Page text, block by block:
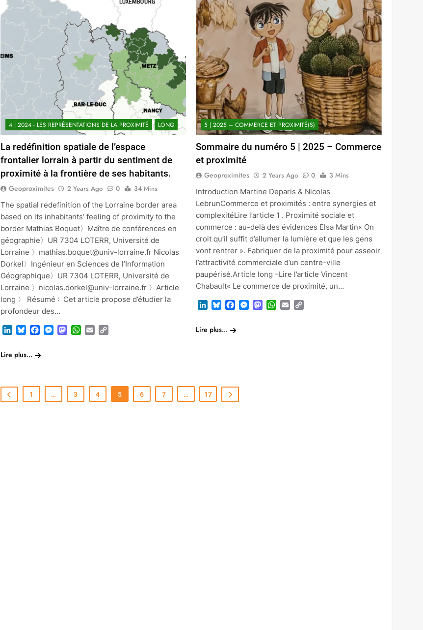
4 | 2024 - LES REPRÉSENTATIONS DE LA PROXIMITÉ LONG
La redéfinition spatiale de l’espace
frontalier lorrain à partir du sentiment de
proximité à la frontière de ses habitants.
Geoproximites 2 Years Ago 0
34 Mins
The spatial redefinition of the Lorraine border area
based on its inhabitants’ feeling of proximity to the
border Mathias Boquet〉Maître de conférences en
géographie〉UR 7304 LOTERR, Université de
Lorraine 〉mathias.boquet@univ-lorraine.fr Nicolas
Dorkel〉Ingénieur en Sciences de l’Information
Géographique〉UR 7304 LOTERR, Université de
Lorraine 〉nicolas.dorkel@univ-lorraine.fr 〉Article
long 〉 Résumé : Cet article propose d’étudier la
profondeur des…
LinkedInBlueskyFacebook
Messenger
Mastodon
WhatsApp
Email
Lire plus...
5 | 2025 – COMMERCE ET PROXIMITÉ(S)
Sommaire du numéro 5 | 2025 – Commerce
et proximité
Geoproximites 2 Years Ago 0
3 Mins
Introduction Martine Deparis & Nicolas
LebrunCommerce et proximités : entre synergies et
complexitéLire l’article 1 . Proximité sociale et
commerce : au-delà des évidences Elsa Martin« On
croit qu’il suffit d’allumer la lumière et que les gens
vont rentrer ». Fabriquer de la proximité pour asseoir
l’attractivité commerciale d’un centre-ville
paupérisé.Article long –Lire l’article Vincent
Chabault« Le commerce de proximité, un…
LinkedInBlueskyFacebook
Messenger
Mastodon
WhatsApp
Email
Lire plus...
1 … 3 4 5 6 7 … 17